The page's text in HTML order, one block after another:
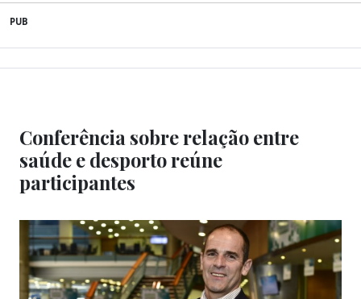
to
content
PUB
Conferência sobre relação entre
saúde e desporto reúne
participantes